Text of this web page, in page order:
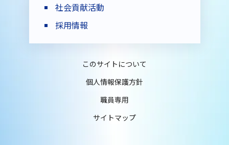
社会貢献活動
採用情報
このサイトについて
個人情報保護方針
職員専用
サイトマップ